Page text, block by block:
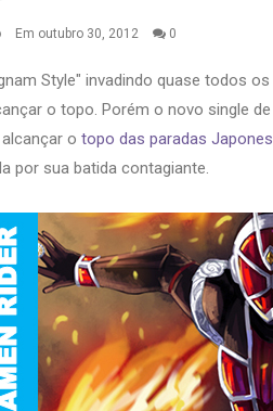
Em outubro 30, 2012 0
Style" invadindo quase todos
o topo. Porém o novo single
o topo das paradas
por sua batida contagiante.